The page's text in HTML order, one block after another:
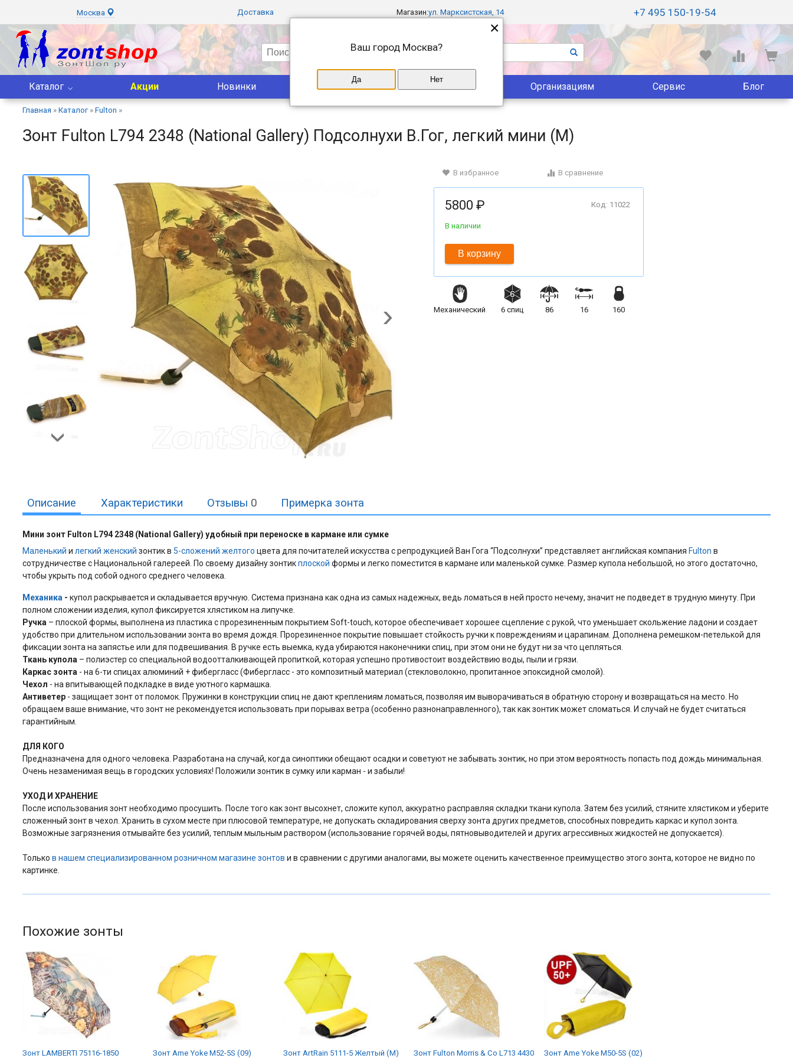
Москва Доставка Магазин:ул. Марксистская, 14 +7 495 150-19-54
Каталог Акции Новинки Популярные Магазины Организациям Сервис Блог
Главная » Каталог» Fulton »
Зонт Fulton L794 2348 (National Gallery) Подсолнухи В.Гог, легкий мини (M)
В избранное В сравнение
Код: 11022
5800 ₽
В наличии
В корзину
Механический 6 спиц 86 16 160
Описание
Мини зонт Fulton L794 2348 (National Gallery) удобный при переноске в кармане или сумке
Маленький илегкий женский зонтик в 5-сложений желтого цвета для почитателей искусства с репродукцией Ван Гога “Подсолнухи” представляет английская компания Fulton в
сотрудничестве с Национальной галереей. По своему дизайну зонтикплоской формы и легко поместится в кармане или маленькой сумке. Размер купола небольшой, но этого достаточно,
чтобы укрыть под собой одного среднего человека.
Механика -купол раскрывается и складывается вручную. Система признана как одна из самых надежных, ведь ломаться в ней просто нечему, значит не подведет в трудную минуту. При
полном сложении изделия, купол фиксируется хлястиком на липучке.
Ручка – плоской формы, выполнена из пластика с прорезиненным покрытием Soft-touch, которое обеспечивает хорошее сцепление с рукой, что уменьшает скольжение ладони и создает
удобство при длительном использовании зонта во время дождя. Прорезиненное покрытие повышает стойкость ручки к повреждениям и царапинам. Дополнена ремешком-петелькой для
фиксации зонта на запястье или для подвешивания. В ручке есть выемка, куда убираются наконечники спиц, при этом они не будут ни за что цепляться.
Ткань купола – полиэстер со специальной водоотталкивающей пропиткой, которая успешно противостоит воздействию воды, пыли и грязи.
Каркас зонта - на 6-ти спицах алюминий + фибергласс (Фибepглacc - это композитный материал (стекловолокно, пропитанное эпоксидной смолой).
Чехол - на впитывающей подкладке в виде уютного кармашка.
Антиветер - защищает зонт от поломок. Пружинки в конструкции спиц не дают креплениям ломаться, позволяя им выворачиваться в обратную сторону и возвращаться на место. Но
обращаем ваше внимание, что зонт не рекомендуется использовать при порывах ветра (особенно разнонаправленного), так как зонтик может сломаться. И случай не будет считаться
гарантийным.
ДЛЯ КОГО
Предназначена для одного человека. Разработана на случай, когда синоптики обещают осадки и советуют не забывать зонтик, но при этом вероятность попасть под дождь минимальная.
Очень незаменимая вещь в городских условиях! Положили зонтик в сумку или карман - и забыли!
УХОД И ХРАНЕНИЕ
После использования зонт необходимо просушить. После того как зонт высохнет, сложите купол, аккуратно расправляя складки ткани купола. Затем без усилий, стяните хлястиком и уберите
сложенный зонт в чехол. Хранить в сухом месте при плюсовой температуре, не допускать складирования сверху зонта других предметов, способных повредить каркас и купол зонта.
Возможные загрязнения отмывайте без усилий, теплым мыльным раствором (использование горячей воды, пятновыводителей и других агрессивных жидкостей не допускается).
Тольков нашем специализированном розничном магазине зонтов и в сравнении с другими аналогами, вы можете оценить качественное преимущество этого зонта, которое не видно по
картинке.
Характеристики Отзывы 0 Примерка зонта
Похожие зонты
Зонт LAMBERTI 75116-1850
Зонт Ame Yoke M52-5S (09)
Зонт ArtRain 5111-5 Желтый (M)
Зонт Fulton Morris & Co L713 4430
Зонт Ame Yoke M50-5S (02)
×
Ваш город Москва?
Да Нет